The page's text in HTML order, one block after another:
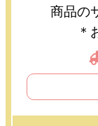
商品の
＊